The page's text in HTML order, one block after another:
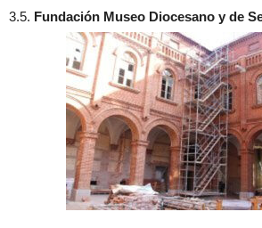
3.5. Fundación Museo Diocesano y de